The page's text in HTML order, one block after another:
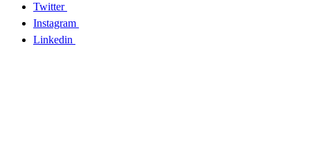
Twitter
Instagram
Linkedin